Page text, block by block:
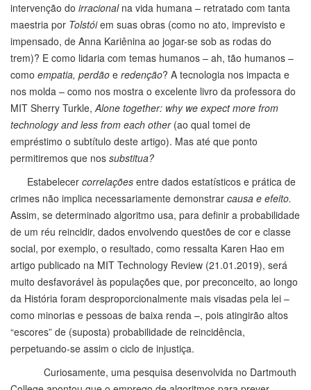
intervenção do irracional na vida humana – retratado com tanta
maestria por Tolstóiem suas obras (como no ato, imprevisto e
impensado, de Anna Kariênina ao jogar-se sob as rodas do
trem)? E como lidaria com temas humanos – ah, tão humanos –
como empatia, perdão e redenção? A tecnologia nos impacta e
nos molda – como nos mostra o excelente livro da professora do
MIT Sherry Turkle,Alone together: why we expect more from
technology and less from each other (ao qual tomei de
empréstimo o subtítulo deste artigo). Mas até que ponto
permitiremos que nos substitua?
Estabelecer correlações entre dados estatísticos e prática de
crimes não implica necessariamente demonstrar causa e efeito.
Assim, se determinado algoritmo usa, para definir a probabilidade
de um réu reincidir, dados envolvendo questões de cor e classe
social, por exemplo, o resultado, como ressalta Karen Hao em
artigo publicado na MIT Technology Review (21.01.2019), será
muito desfavorável às populações que, por preconceito, ao longo
da História foram desproporcionalmente mais visadas pela lei –
como minorias e pessoas de baixa renda –, pois atingirão altos
“escores” de (suposta) probabilidade de reincidência,
perpetuando-se assim o ciclo de injustiça.
Curiosamente, uma pesquisa desenvolvida no Dartmouth